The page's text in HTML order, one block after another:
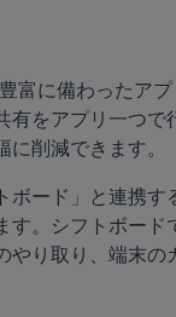
富に備わったアプ
有をアプリ一つで
削減できます。
ボード」と連携す
す。シフトボード
やり取り、端末の